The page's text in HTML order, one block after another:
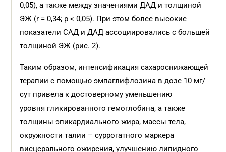
0,05), а также между значениями ДАД и толщиной
ЭЖ (r = 0,34; р < 0,05). При этом более высокие
показатели САД и ДАД ассоциировались с большей
толщиной ЭЖ (рис. 2).
Таким образом, интенсификация сахароснижающей
терапии с помощью эмпаглифлозина в дозе 10 мг/
сут привела к достоверному уменьшению
уровня гликированного гемоглобина, а также
толщины эпикардиального жира, массы тела,
окружности талии – суррогатного маркера
висцерального ожирения, улучшению липидного